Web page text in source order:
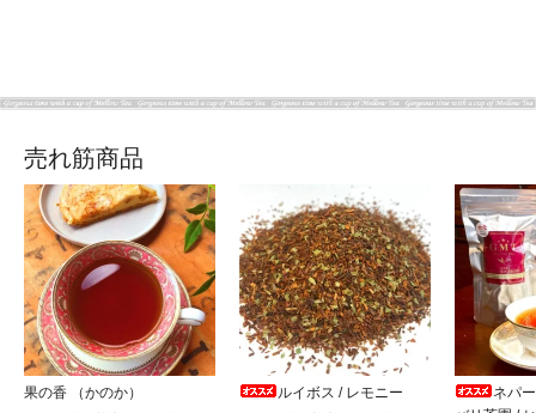
売れ筋商品
果の香 （かのか） ルイボス / レモニー
ネパ